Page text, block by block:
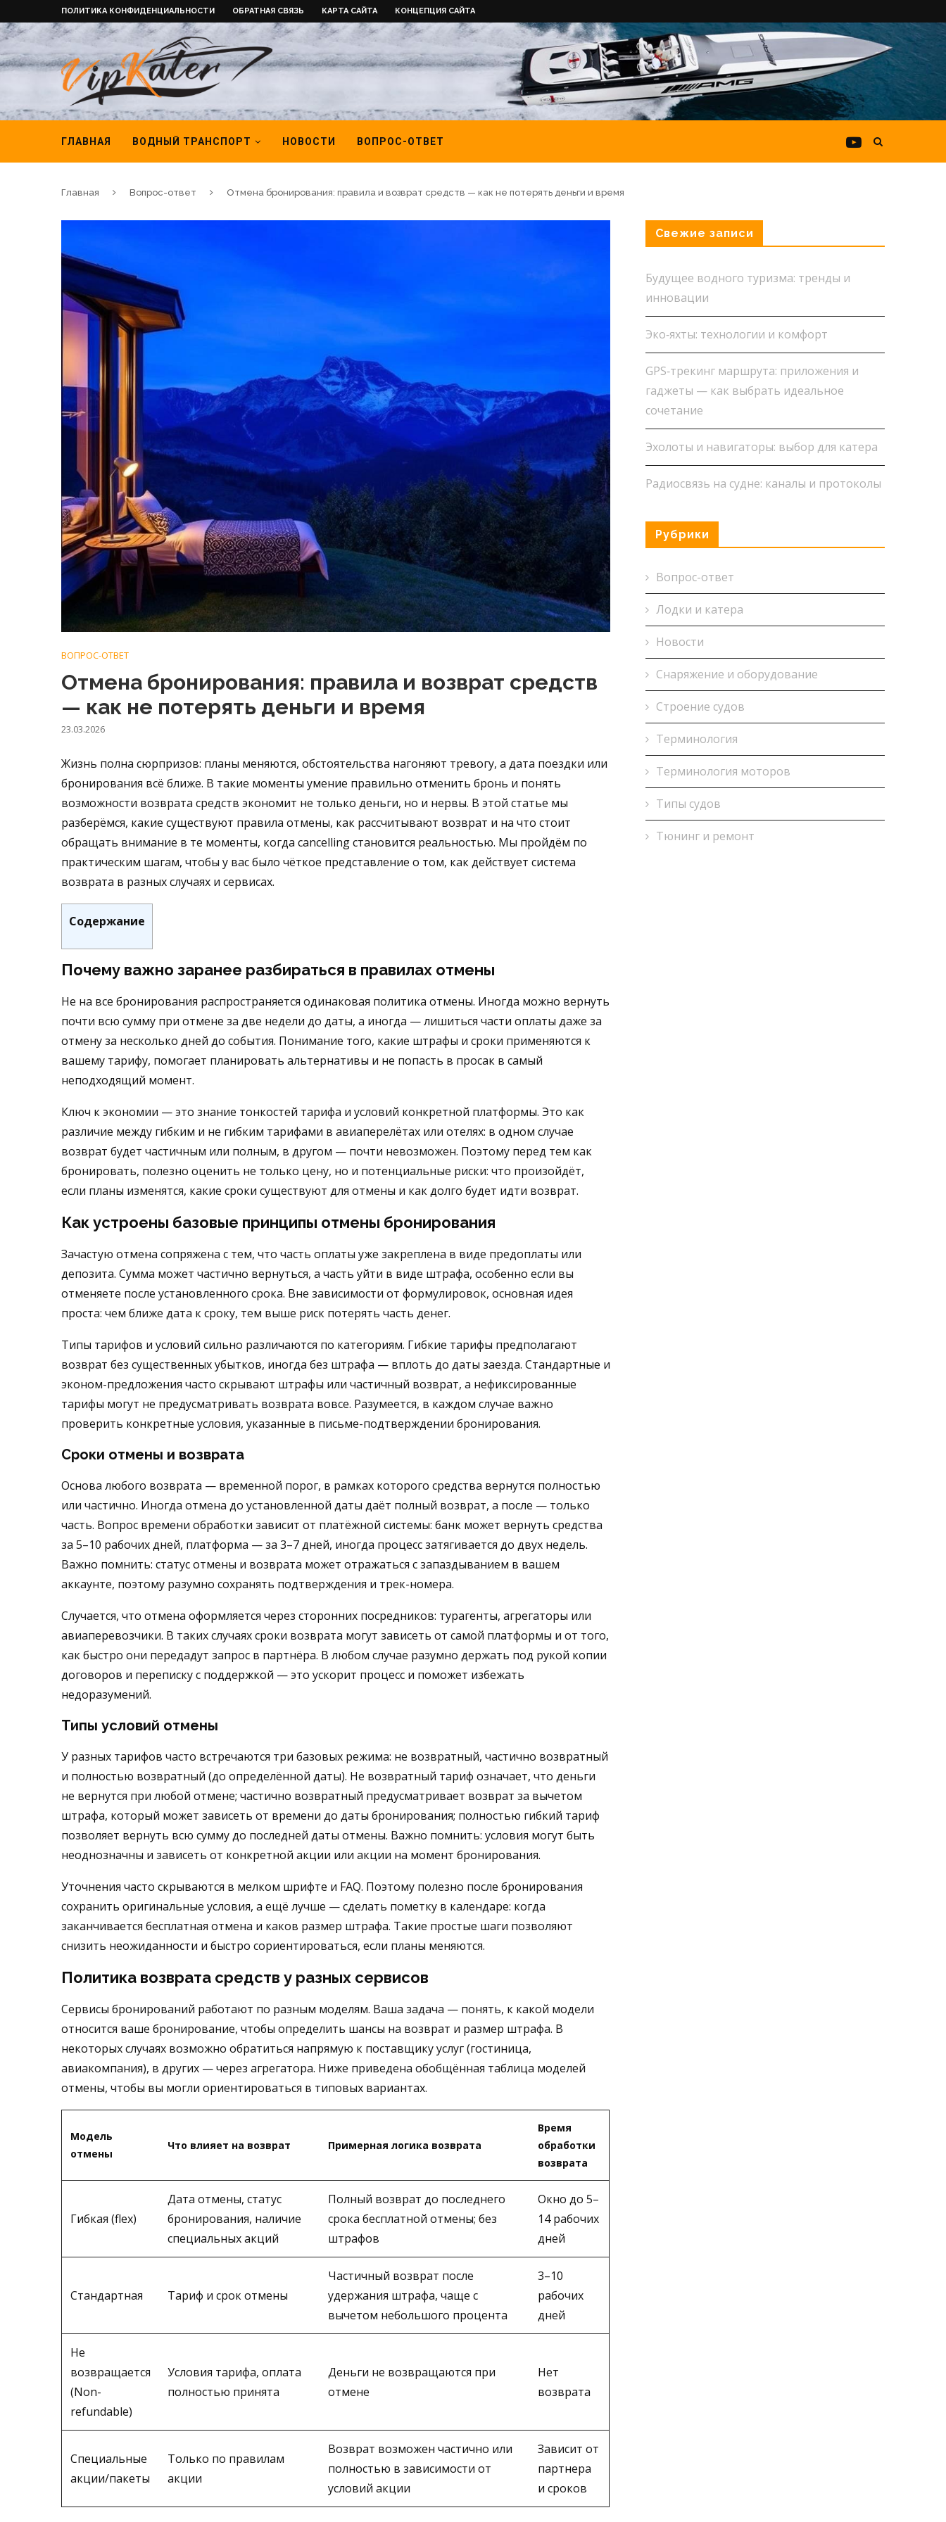
ПОЛИТИКА КОНФИДЕНЦИАЛЬНОСТИ ОБРАТНАЯ СВЯЗЬ КАРТА САЙТА КОНЦЕПЦИЯ САЙТА
ГЛАВНАЯ ВОДНЫЙ ТРАНСПОРТ НОВОСТИ ВОПРОС-ОТВЕТ
Главная Вопрос-ответ Отмена бронирования: правила и возврат средств — как не потерять деньги и время
ВОПРОС-ОТВЕТ
Отмена бронирования: правила и возврат средств
— как не потерять деньги и время
23.03.2026
Жизнь полна сюрпризов: планы меняются, обстоятельства нагоняют тревогу, а дата поездки или
бронирования всё ближе. В такие моменты умение правильно отменить бронь и понять
возможности возврата средств экономит не только деньги, но и нервы. В этой статье мы
разберёмся, какие существуют правила отмены, как рассчитывают возврат и на что стоит
обращать внимание в те моменты, когда cancelling становится реальностью. Мы пройдём по
практическим шагам, чтобы у вас было чёткое представление о том, как действует система
возврата в разных случаях и сервисах.
Содержание
Почему важно заранее разбираться в правилах отмены
Не на все бронирования распространяется одинаковая политика отмены. Иногда можно вернуть
почти всю сумму при отмене за две недели до даты, а иногда — лишиться части оплаты даже за
отмену за несколько дней до события. Понимание того, какие штрафы и сроки применяются к
вашему тарифу, помогает планировать альтернативы и не попасть в просак в самый
неподходящий момент.
Ключ к экономии — это знание тонкостей тарифа и условий конкретной платформы. Это как
различие между гибким и не гибким тарифами в авиаперелётах или отелях: в одном случае
возврат будет частичным или полным, в другом — почти невозможен. Поэтому перед тем как
бронировать, полезно оценить не только цену, но и потенциальные риски: что произойдёт,
если планы изменятся, какие сроки существуют для отмены и как долго будет идти возврат.
Как устроены базовые принципы отмены бронирования
Зачастую отмена сопряжена с тем, что часть оплаты уже закреплена в виде предоплаты или
депозита. Сумма может частично вернуться, а часть уйти в виде штрафа, особенно если вы
отменяете после установленного срока. Вне зависимости от формулировок, основная идея
проста: чем ближе дата к сроку, тем выше риск потерять часть денег.
Типы тарифов и условий сильно различаются по категориям. Гибкие тарифы предполагают
возврат без существенных убытков, иногда без штрафа — вплоть до даты заезда. Стандартные и
эконом-предложения часто скрывают штрафы или частичный возврат, а нефиксированные
тарифы могут не предусматривать возврата вовсе. Разумеется, в каждом случае важно
проверить конкретные условия, указанные в письме-подтверждении бронирования.
Сроки отмены и возврата
Основа любого возврата — временной порог, в рамках которого средства вернутся полностью
или частично. Иногда отмена до установленной даты даёт полный возврат, а после — только
часть. Вопрос времени обработки зависит от платёжной системы: банк может вернуть средства
за 5–10 рабочих дней, платформа — за 3–7 дней, иногда процесс затягивается до двух недель.
Важно помнить: статус отмены и возврата может отражаться с запаздыванием в вашем
аккаунте, поэтому разумно сохранять подтверждения и трек-номера.
Случается, что отмена оформляется через сторонних посредников: турагенты, агрегаторы или
авиаперевозчики. В таких случаях сроки возврата могут зависеть от самой платформы и от того,
как быстро они передадут запрос в партнёра. В любом случае разумно держать под рукой копии
договоров и переписку с поддержкой — это ускорит процесс и поможет избежать
недоразумений.
Типы условий отмены
У разных тарифов часто встречаются три базовых режима: не возвратный, частично возвратный
и полностью возвратный (до определённой даты). Не возвратный тариф означает, что деньги
не вернутся при любой отмене; частично возвратный предусматривает возврат за вычетом
штрафа, который может зависеть от времени до даты бронирования; полностью гибкий тариф
позволяет вернуть всю сумму до последней даты отмены. Важно помнить: условия могут быть
неоднозначны и зависеть от конкретной акции или акции на момент бронирования.
Уточнения часто скрываются в мелком шрифте и FAQ. Поэтому полезно после бронирования
сохранить оригинальные условия, а ещё лучше — сделать пометку в календаре: когда
заканчивается бесплатная отмена и каков размер штрафа. Такие простые шаги позволяют
снизить неожиданности и быстро сориентироваться, если планы меняются.
Политика возврата средств у разных сервисов
Сервисы бронирований работают по разным моделям. Ваша задача — понять, к какой модели
относится ваше бронирование, чтобы определить шансы на возврат и размер штрафа. В
некоторых случаях возможно обратиться напрямую к поставщику услуг (гостиница,
авиакомпания), в других — через агрегатора. Ниже приведена обобщённая таблица моделей
отмены, чтобы вы могли ориентироваться в типовых вариантах.
Модель
отмены
Что влияет на возврат Примерная логика возврата
Время
обработки
возврата
Гибкая (flex)
Дата отмены, статус
бронирования, наличие
специальных акций
Полный возврат до последнего
срока бесплатной отмены; без
штрафов
Окно до 5–
14 рабочих
дней
Стандартная Тариф и срок отмены
Частичный возврат после
удержания штрафа, чаще с
вычетом небольшого процента
3–10
рабочих
дней
Не
возвращается
(Non-
refundable)
Условия тарифа, оплата
полностью принята
Деньги не возвращаются при
отмене
Нет
возврата
Специальные
акции/пакеты
Только по правилам
акции
Возврат возможен частично или
полностью в зависимости от
условий акции
Зависит от
партнера
и сроков
Свежие записи
Будущее водного туризма: тренды и
инновации
Эко‑яхты: технологии и комфорт
GPS‑трекинг маршрута: приложения и
гаджеты — как выбрать идеальное
сочетание
Эхолоты и навигаторы: выбор для катера
Радиосвязь на судне: каналы и протоколы
Рубрики
Вопрос-ответ
Лодки и катера
Новости
Снаряжение и оборудование
Строение судов
Терминология
Терминология моторов
Типы судов
Тюнинг и ремонт